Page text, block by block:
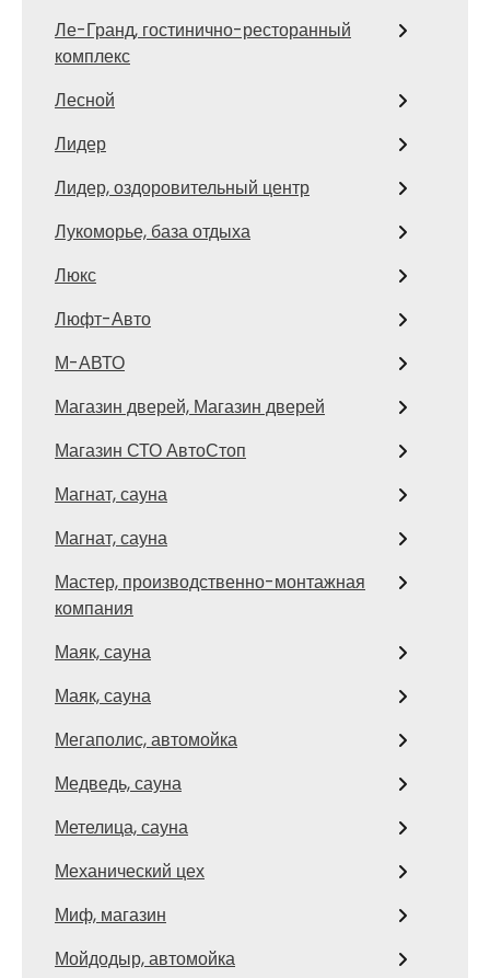
Ле-Гранд, гостинично-ресторанный
комплекс
Лесной
Лидер
Лидер, оздоровительный центр
Лукоморье, база отдыха
Люкс
Люфт-Авто
М-АВТО
Магазин дверей, Магазин дверей
Магазин СТО АвтоСтоп
Магнат, сауна
Магнат, сауна
Мастер, производственно-монтажная
компания
Маяк, сауна
Маяк, сауна
Мегаполис, автомойка
Медведь, сауна
Метелица, сауна
Механический цех
Миф, магазин
Мойдодыр, автомойка